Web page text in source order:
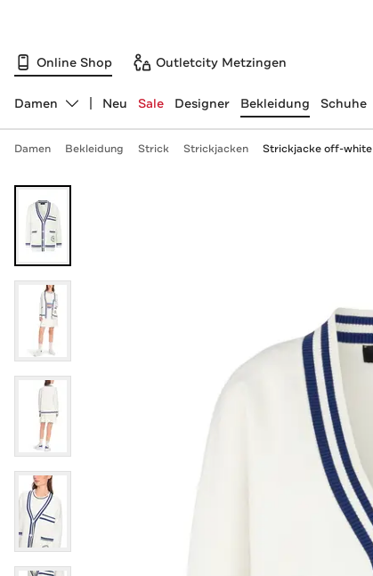
Online Shop Outletcity Metzingen
Abteilung ändern, ausgewählt:
Damen Neu Sale Designer Bekleidung Schuhe
Damen Bekleidung Strick Strickjacken Strickjacke off-white